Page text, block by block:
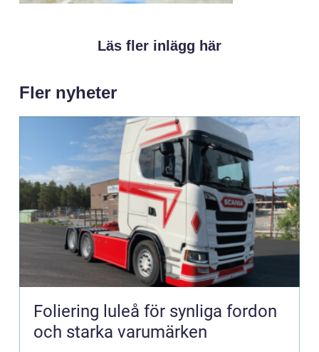
Läs fler inlägg här
Fler nyheter
Foliering luleå för synliga fordon
och starka varumärken